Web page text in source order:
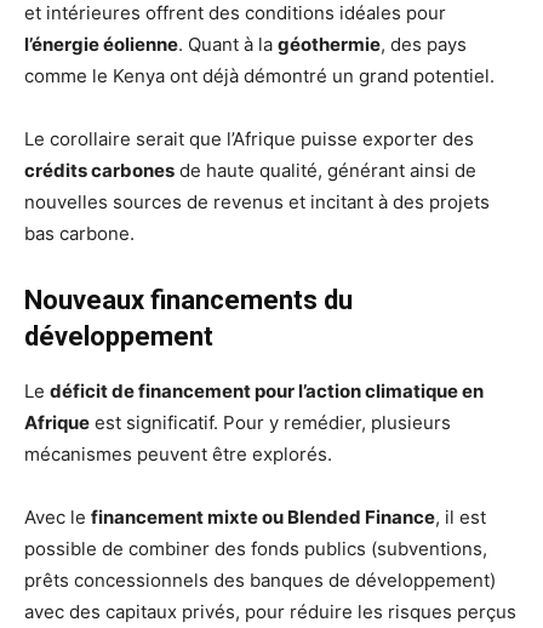
et intérieures offrent des conditions idéales pour
l’énergie éolienne. Quant à la géothermie, des pays
comme le Kenya ont déjà démontré un grand potentiel.
Le corollaire serait que l’Afrique puisse exporter des
crédits carbones de haute qualité, générant ainsi de
nouvelles sources de revenus et incitant à des projets
bas carbone.
Nouveaux financements du
développement
Le déficit de financement pour l’action climatique en
Afrique est significatif. Pour y remédier, plusieurs
mécanismes peuvent être explorés.
Avec le financement mixte ou Blended Finance, il est
possible de combiner des fonds publics (subventions,
prêts concessionnels des banques de développement)
avec des capitaux privés, pour réduire les risques perçus